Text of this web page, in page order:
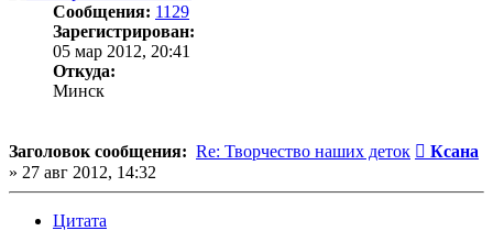
Сообщения: 1129
Зарегистрирован:
05 мар 2012, 20:41
Откуда:
Минск
Заголовок сообщения: Re: Творчество наших деток
Ксана
» 27 авг 2012, 14:32
Цитата